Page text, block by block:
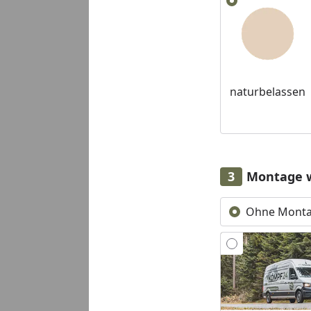
naturbelassen
Montage
Ohne